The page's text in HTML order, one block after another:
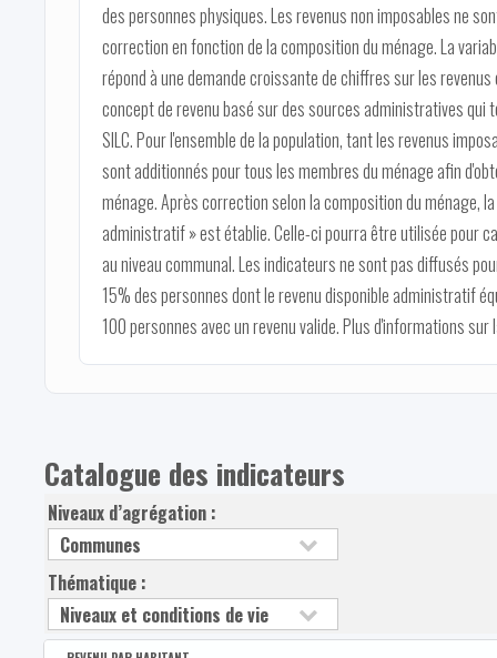
des personnes physiques. Les revenus non imposables ne
correction en fonction de la composition du ménage. La
répond à une demande croissante de chiffres sur les
concept de revenu basé sur des sources administratives qui
SILC. Pour l'ensemble de la population, tant les revenus
sont additionnés pour tous les membres du ménage afin
ménage. Après correction selon la composition du ménage,
administratif » est établie. Celle-ci pourra être utilisée pour
au niveau communal. Les indicateurs ne sont pas diffusés
15% des personnes dont le revenu disponible administratif
100 personnes avec un revenu valide. Plus d'informations
Catalogue des indicateurs
Niveaux d’agrégation :
Thématique :